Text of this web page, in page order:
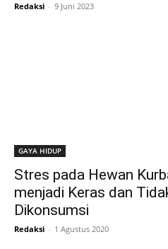
Redaksi - 9 Juni 2023
GAYA HIDUP
Stres pada Hewan
menjadi Keras dan
Dikonsumsi
Redaksi - 1 Agustus 2020